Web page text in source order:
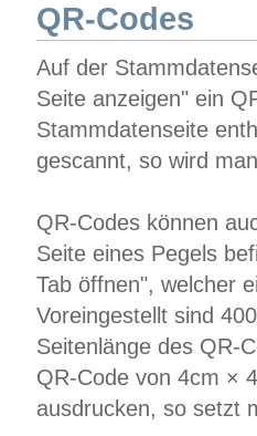
QR-Codes
Auf der
Seite anzeigen" ein
Stammdatenseite
gescannt, so wird
QR-Codes können
Seite eines Pegels
Tab öffnen", welcher
Voreingestellt sind
Seitenlänge des QR-
QR-Code von 4cm ×
ausdrucken, so setzt